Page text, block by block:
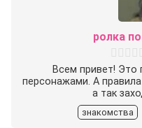
ролка
Всем привет! Это
персонажами. А
а так
знакомства